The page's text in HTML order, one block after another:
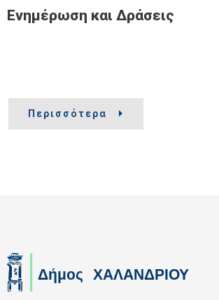
Ενημέρωση και Δράσεις
Περισσότερα